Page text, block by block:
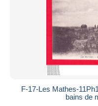
F-17-Les Mathes-
bains de